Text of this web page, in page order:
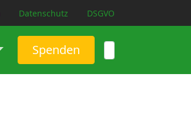
Datenschutz DSGVO
Spenden